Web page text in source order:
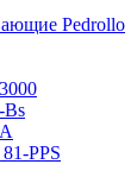
Pedrollo
Bs
PPS